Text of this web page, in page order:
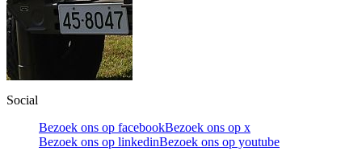
Social
Bezoek ons op facebookBezoek ons op x
Bezoek ons op linkedinBezoek ons op youtube